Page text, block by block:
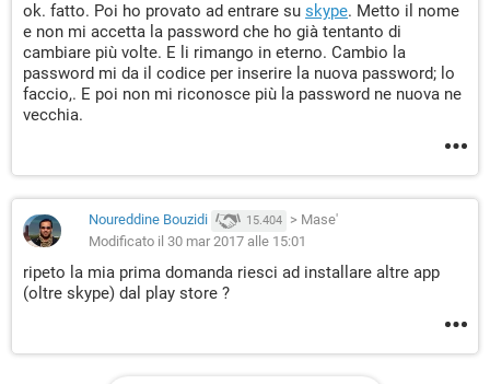
ok. fatto. Poi ho provato ad entrare su skype. Metto il nome
e non mi accetta la password che ho già tentanto di
cambiare più volte. E li rimango in eterno. Cambio la
password mi da il codice per inserire la nuova password; lo
faccio,. E poi non mi riconosce più la password ne nuova ne
vecchia.
Noureddine Bouzidi 15.404 > Mase'
Modificato il 30 mar 2017 alle 15:01
ripeto la mia prima domanda riesci ad installare altre app
(oltre skype) dal play store ?